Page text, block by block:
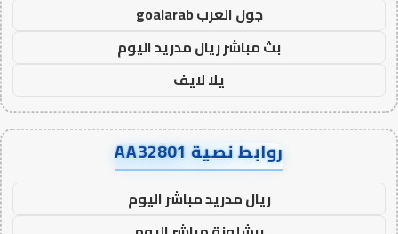
جول العرب goalarab
بث مباشر ريال مدريد اليوم
يلا لايف
روابط نصية AA32801
ريال مدريد مباشر اليوم